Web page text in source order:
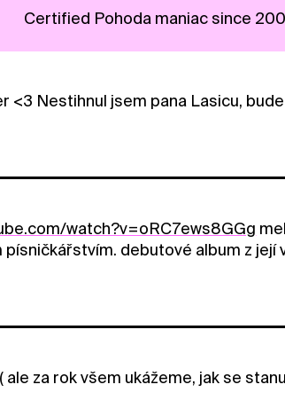
Certified Pohoda maniac since
<3 Nestihnul jsem pana Lasicu,
watch?v=oRC7ews8GGg
písničkářstvím. debutové album z její
ale za rok všem ukážeme, jak se